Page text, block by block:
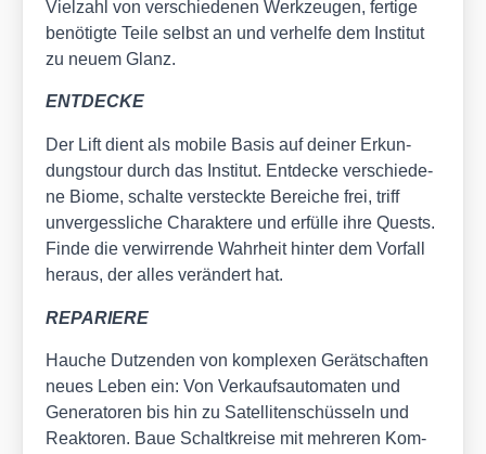
Viel­zahl von ver­schie­de­nen Werk­zeu­gen, fer­ti­ge
benö­tig­te Tei­le selbst an und ver­hel­fe dem Insti­tut
zu neu­em Glanz.
ENTDECKE
Der Lift dient als mobi­le Basis auf dei­ner Erkun­
dungs­tour durch das Insti­tut. Ent­de­cke ver­schie­de­
ne Bio­me, schal­te ver­steck­te Berei­che frei, triff
unver­gess­li­che Cha­rak­te­re und erfül­le ihre Quests.
Fin­de die ver­wir­ren­de Wahr­heit hin­ter dem Vor­fall
her­aus, der alles ver­än­dert hat.
REPARIERE
Hau­che Dut­zen­den von kom­ple­xen Gerät­schaf­ten
neu­es Leben ein: Von Ver­kaufs­au­to­ma­ten und
Gene­ra­to­ren bis hin zu Satel­li­ten­schüs­seln und
Reak­to­ren. Baue Schalt­krei­se mit meh­re­ren Kom­